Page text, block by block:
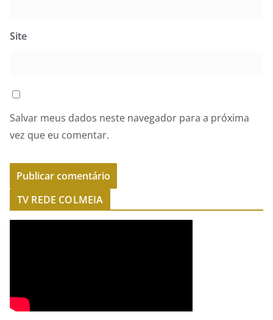
Site
Salvar meus dados neste navegador para a próxima
vez que eu comentar.
TV REDE COLMEIA